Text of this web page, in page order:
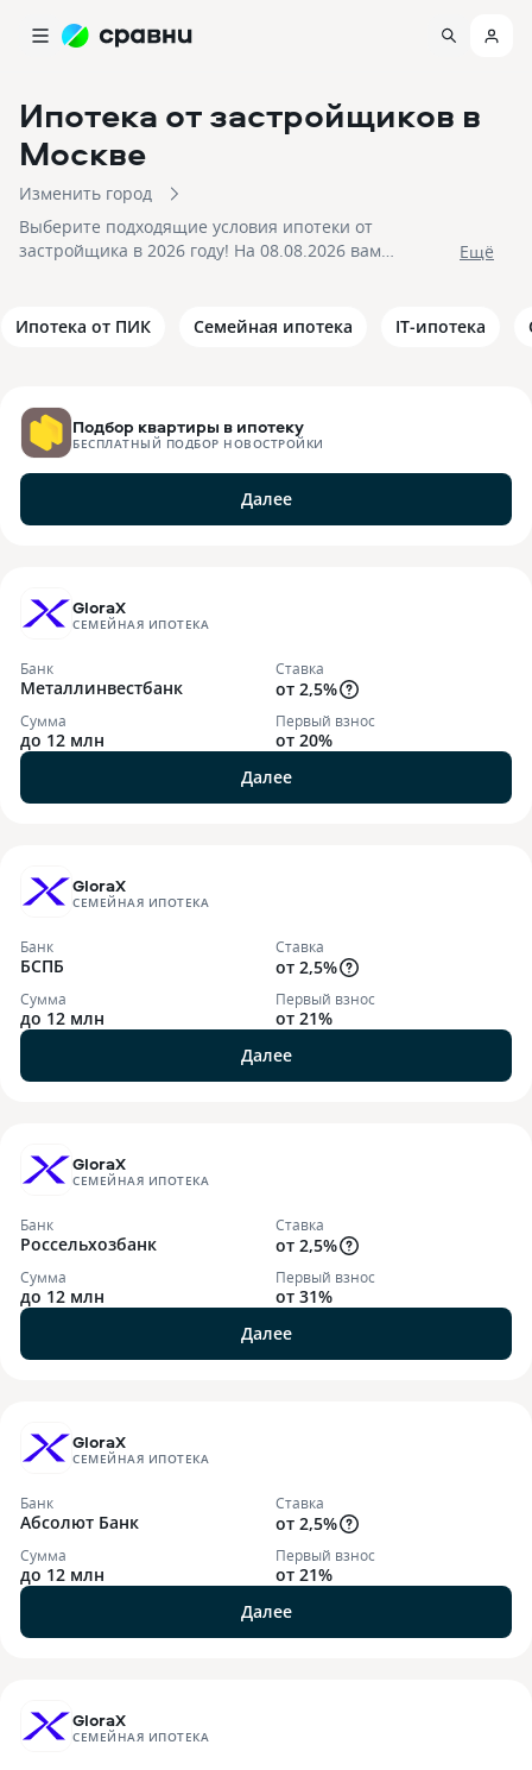
Ипотека от застройщиков в
Москве
Изменить город
Выберите подходящие условия ипотеки от
застройщика в 2026 году! На 08.08.2026 вам
100 000 000 рублей! Подайте заявку на подбор
Eщё
Ипотека от ПИК Семейная ипотека IT-ипотека
Подбор квартиры в ипотеку
БЕСПЛАТНЫЙ ПОДБОР НОВОСТРОЙКИ
Далее
GloraX
СЕМЕЙНАЯ ИПОТЕКА
Банк
Металлинвестбанк
Ставка
от 2,5%
Сумма
до 12 млн
Первый взнос
от 20%
Далее
GloraX
СЕМЕЙНАЯ ИПОТЕКА
Банк
БСПБ
Ставка
от 2,5%
Сумма
до 12 млн
Первый взнос
от 21%
Далее
GloraX
СЕМЕЙНАЯ ИПОТЕКА
Банк
Россельхозбанк
Ставка
от 2,5%
Сумма
до 12 млн
Первый взнос
от 31%
Далее
GloraX
СЕМЕЙНАЯ ИПОТЕКА
Банк
Абсолют Банк
Ставка
от 2,5%
Сумма
до 12 млн
Первый взнос
от 21%
Далее
GloraX
СЕМЕЙНАЯ ИПОТЕКА